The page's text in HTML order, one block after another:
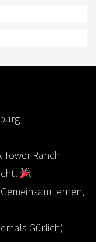
–
Tower Ranch
lernen,
Gürlich)